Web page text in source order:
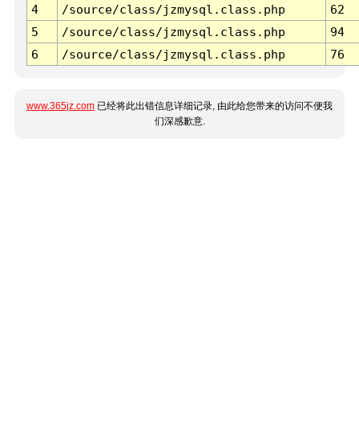
4
/source/class/jzmysql.class.php
62
5
/source/class/jzmysql.class.php
94
6
/source/class/jzmysql.class.php 76
www.365jz.com 已经将此出错信息详细记录, 由此给您带来的访问不便我
们深感歉意.